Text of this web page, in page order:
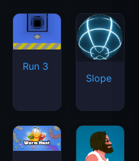
Run 3
Slope